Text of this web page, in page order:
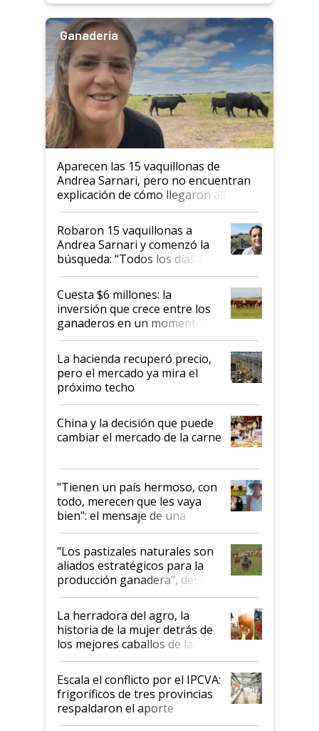
Ganadería
Aparecen las 15 vaquillonas de
Andrea Sarnari, pero no encuentran
explicación de cómo llegaron allí
Robaron 15 vaquillonas a
Andrea Sarnari y comenzó la
búsqueda: “Todos los días le
toca a algún productor”
Cuesta $6 millones: la
inversión que crece entre los
ganaderos en un momento
histórico para la actividad
La hacienda recuperó precio,
pero el mercado ya mira el
próximo techo
China y la decisión que puede
cambiar el mercado de la carne
"Tienen un país hermoso, con
todo, merecen que les vaya
bien": el mensaje de una
ganadera uruguaya sobre las
oportunidades que se abren
para el agro en Argentina, con
foco en la carne
"Los pastizales naturales son
aliados estratégicos para la
producción ganadera", destaca
la iniciativa que ya reúne a 46
establecimientos en Argentina
La herradora del agro, la
historia de la mujer detrás de
los mejores caballos de la
Argentina y los mitos que
todavía hacen sufrir a estos
animales: "Mientras me
descalificaban, yo seguí
haciendo currículum"
Escala el conflicto por el IPCVA:
frigoríficos de tres provincias
respaldaron el aporte
obligatorio